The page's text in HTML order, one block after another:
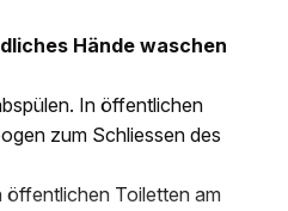
Hände waschen
In öffentlichen
zum Schliessen des
öffentlichen Toiletten am